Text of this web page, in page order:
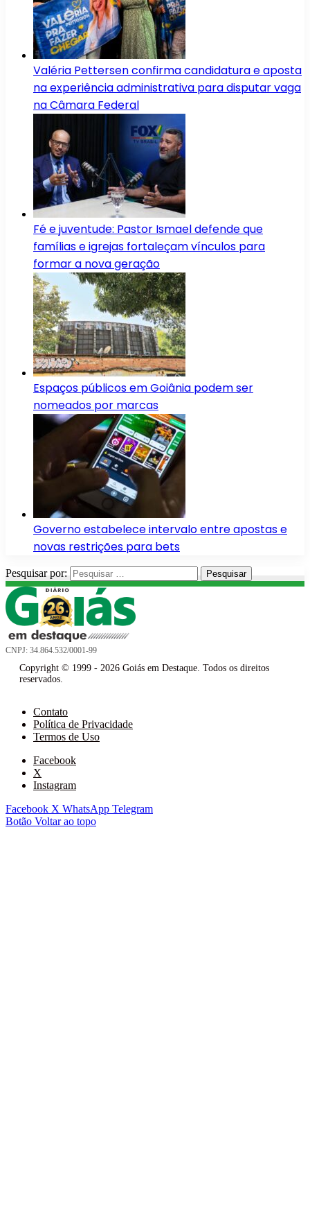
Valéria Pettersen confirma candidatura e aposta
na experiência administrativa para disputar vaga
na Câmara Federal
Fé e juventude: Pastor Ismael defende que
famílias e igrejas fortaleçam vínculos para
formar a nova geração
Espaços públicos em Goiânia podem ser
nomeados por marcas
Governo estabelece intervalo entre apostas e
novas restrições para bets
Pesquisar por:
CNPJ: 34.864.532/0001-99
Copyright © 1999 - 2026 Goiás em Destaque. Todos os direitos
reservados.
Contato
Política de Privacidade
Termos de Uso
Facebook
X
Instagram
Facebook X WhatsApp Telegram
Botão Voltar ao topo